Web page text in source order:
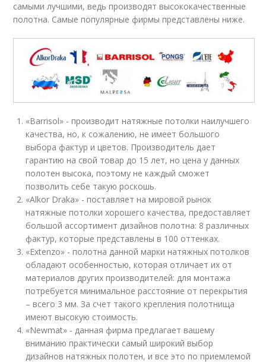
самыми лучшими, ведь производят высококачественные
полотна. Самые популярные фирмы представлены ниже.
«Barrisol» - производит натяжные потолки наилучшего
качества, но, к сожалению, не имеет большого
выбора фактур и цветов. Производитель дает
гарантию на свой товар до 15 лет, но цена у данных
полотен высока, поэтому не каждый сможет
позволить себе такую роскошь.
«Alkor Draka» - поставляет на мировой рынок
натяжные потолки хорошего качества, предоставляет
большой ассортимент дизайнов полотна: 8 различных
фактур, которые представлены в 100 оттенках.
«Extenzo» - полотна данной марки натяжных потолков
обладают особенностью, которая отличает их от
материалов других производителей: для монтажа
потребуется минимальное расстояние от перекрытия
– всего 3 мм. За счет такого крепления полотнища
имеют высокую стоимость.
«Newmat» - данная фирма предлагает вашему
вниманию практически самый широкий выбор
дизайнов натяжных полотен, и все это по приемлемой